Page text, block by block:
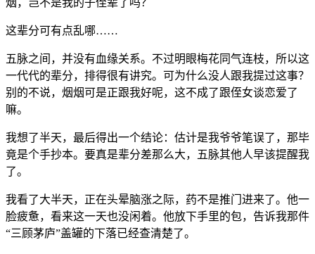
这辈分可有点乱哪……
五脉之间，并没有血缘关系。不过明眼梅花同气连枝，所以这
一代代的辈分，排得很有讲究。可为什么没人跟我提过这事？
别的不说，烟烟可是正跟我好呢，这不成了跟侄女谈恋爱了
嘛。
我想了半天，最后得出一个结论：估计是我爷爷笔误了，那毕
竟是个手抄本。要真是辈分差那么大，五脉其他人早该提醒我
了。
我看了大半天，正在头晕脑涨之际，药不是推门进来了。他一
脸疲惫，看来这一天也没闲着。他放下手里的包，告诉我那件
“三顾茅庐”盖罐的下落已经查清楚了。